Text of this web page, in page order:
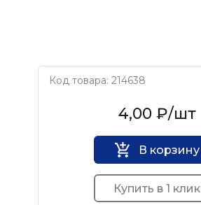
Код товара: 214638
4,00 ₽/шт
В корзину
Купить в 1 клик